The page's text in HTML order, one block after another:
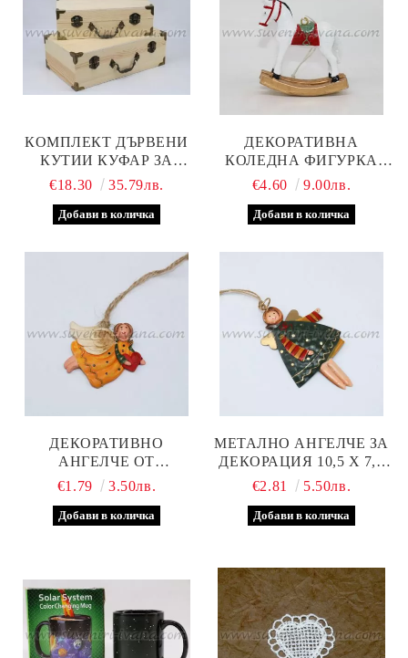
КОМПЛЕКТ ДЪРВЕНИ
КУТИИ КУФАР ЗА
ДЕКУПАЖ И
€18.30 35.79лв.
ДЕКОРАТИВНА
КОЛЕДНА ФИГУРКА
КОНЧЕ ЛЮЛКА
€4.60 9.00лв.
ДЕКОРАТИВНО
АНГЕЛЧЕ ОТ
ПОЛИРЕЗИН 4,5 Х 5,0
€1.79 3.50лв.
МЕТАЛНО АНГЕЛЧЕ ЗА
ДЕКОРАЦИЯ 10,5 Х 7,0
СМ, МОДЕЛ ДВЕ
€2.81 5.50лв.